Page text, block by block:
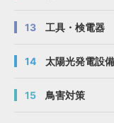
13 工具・検電器
14 太陽光発電設
15 鳥害対策